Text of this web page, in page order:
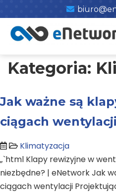
to
content
Kategoria:
Jak ważne są
ciągach wentylacji
Klimatyzacja
„`html Klapy rewizyjne w
niezbędne? | eNetwork Jak
ciągach wentylacji